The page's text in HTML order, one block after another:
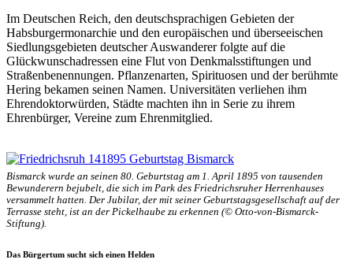
Im Deutschen Reich, den deutschsprachigen Gebieten der
Habsburgermonarchie und den europäischen und überseeischen
Siedlungsgebieten deutscher Auswanderer folgte auf die
Glückwunschadressen eine Flut von Denkmalsstiftungen und
Straßenbenennungen. Pflanzenarten, Spirituosen und der berühmte
Hering bekamen seinen Namen. Universitäten verliehen ihm
Ehrendoktorwürden, Städte machten ihn in Serie zu ihrem
Ehrenbürger, Vereine zum Ehrenmitglied.
Bismarck wurde an seinen 80. Geburtstag am 1. April 1895 von tausenden
Bewunderern bejubelt, die sich im Park des Friedrichsruher Herrenhauses
versammelt hatten. Der Jubilar, der mit seiner Geburtstagsgesellschaft auf der
Terrasse steht, ist an der Pickelhaube zu erkennen (© Otto-von-Bismarck-
Stiftung).
Das Bürgertum sucht sich einen Helden